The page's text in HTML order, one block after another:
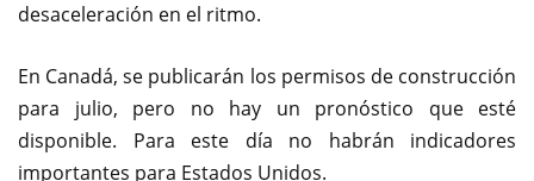
desaceleración en el ritmo.
En Canadá, se publicarán los permisos de construcción
para julio, pero no hay un pronóstico que esté
disponible. Para este día no habrán indicadores
importantes para Estados Unidos.